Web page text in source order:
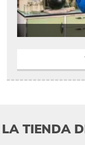
LA TIENDA